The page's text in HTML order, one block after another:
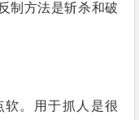
制方法是斩杀和破
。用于抓人是很